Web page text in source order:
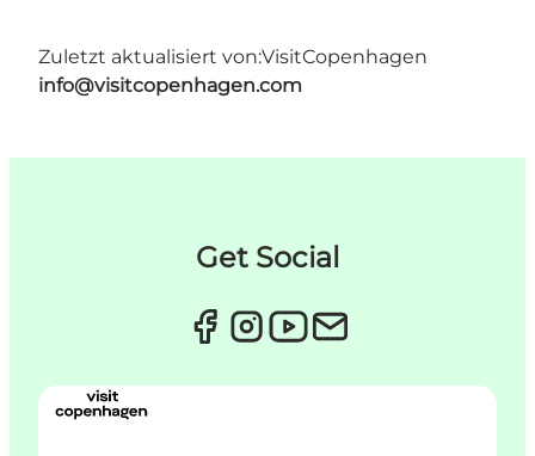
Zuletzt aktualisiert von:VisitCopenhagen
info@visitcopenhagen.com
Get Social